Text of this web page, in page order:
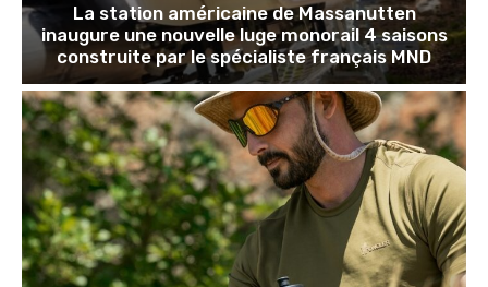
La station américaine de Massanutten
inaugure une nouvelle luge monorail 4 saisons
construite par le spécialiste français MND